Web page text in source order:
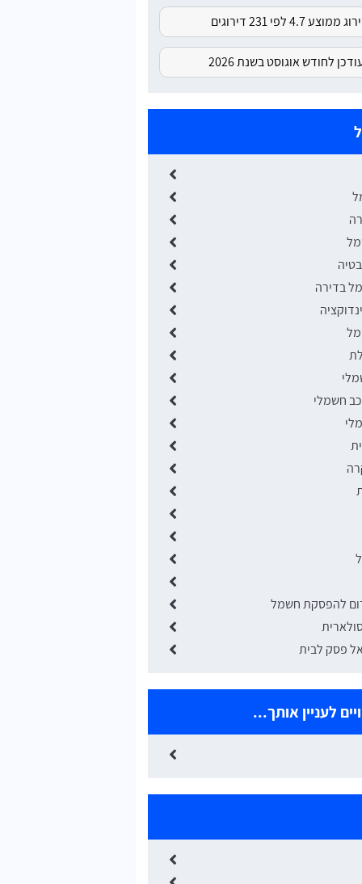
ממוצע 4.7 לפי 231 דירוגים
לחודש אוגוסט בשנת 2026
בדירה
חשמלי
להפסקת חשמל
פסק לבית
לעניין אותך...